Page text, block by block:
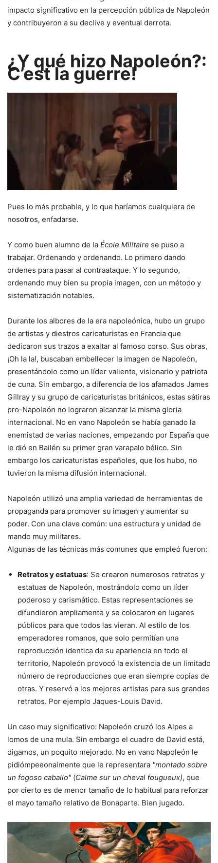
impacto significativo en la percepción pública de Napoleón
y contribuyeron a su declive y eventual derrota.
¿Y qué hizo Napoleón?:
C’est la guerre!
Pues lo más probable, y lo que haríamos cualquiera de
nosotros, enfadarse.
Y como buen alumno de la École Militaire se puso a
trabajar. Ordenando y ordenando. Lo primero dando
ordenes para pasar al contraataque. Y lo segundo,
ordenando muy bien su propia imagen, con un método y
sistematización notables.
Durante los albores de la era napoleónica, hubo un grupo
de artistas y diestros caricaturistas en Francia que
dedicaron sus trazos a exaltar al famoso corso. Sus obras,
¡Oh la la!, buscaban embellecer la imagen de Napoleón,
presentándolo como un líder valiente, visionario y patriota
de cuna. Sin embargo, a diferencia de los afamados James
Gillray y su grupo de caricaturistas británicos, estas sátiras
pro-Napoleón no lograron alcanzar la misma gloria
internacional. No en vano Napoleón se había ganado la
enemistad de varias naciones, empezando por España que
le dió en Bailén su primer gran varapalo bélico. Sin
embargo los caricaturistas españoles, que los hubo, no
tuvieron la misma difusión internacional.
Napoleón utilizó una amplia variedad de herramientas de
propaganda para promover su imagen y aumentar su
poder. Con una clave común: una estructura y unidad de
mando muy militares.
Algunas de las técnicas más comunes que empleó fueron:
Retratos y estatuas: Se crearon numerosos retratos y
estatuas de Napoleón, mostrándolo como un líder
poderoso y carismático. Estas representaciones se
difundieron ampliamente y se colocaron en lugares
públicos para que todos las vieran. Al estilo de los
emperadores romanos, que solo permitían una
reproducción identica de su apariencia en todo el
territorio, Napoleón provocó la existencia de un limitado
número de reproducciones que eran siempre copias de
otras. Y reservó a los mejores artistas para sus grandes
retratos. Por ejemplo Jaques-Louis David.
Un caso muy significativo: Napoleón cruzó los Alpes a
lomos de una mula. Sin embargo el cuadro de David está,
digamos, un poquito mejorado. No en vano Napoleón le
pidiómpeeonalmente que le representara montado sobre
un fogoso caballo (Calme sur un cheval fougueux), que
por cierto es de menor tamaño de lo habitual para reforzar
el mayo tamaño relativo de Bonaparte. Bien jugado.